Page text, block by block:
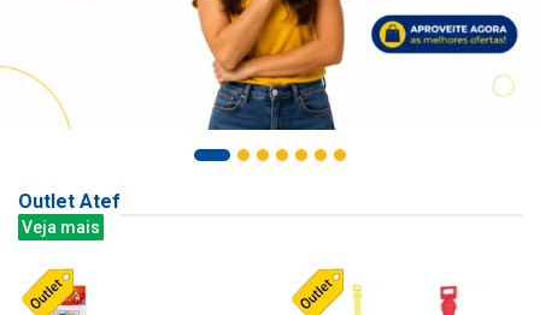
Outlet Atef
Veja mais